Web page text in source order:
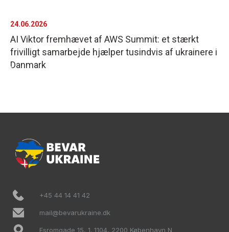
AI Viktor fremhævet af AWS Summit: et stærkt
frivilligt samarbejde hjælper tusindvis af ukrainere i
Danmark
24.06.2026
+45 44 14 41 42
mail@bevarukraine.dk
Esromgade 15, 1. 1104, 2200 København N